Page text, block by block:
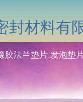
封材料有
胶法兰垫片,发泡垫